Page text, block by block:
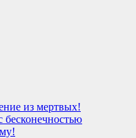
из мертвых!